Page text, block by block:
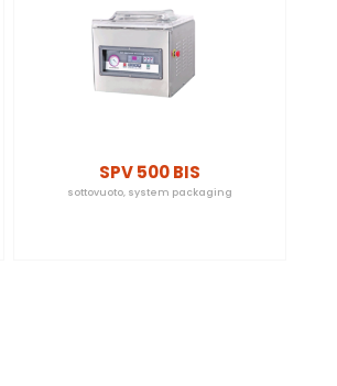
SPV 500 BIS
sottovuoto, system packaging